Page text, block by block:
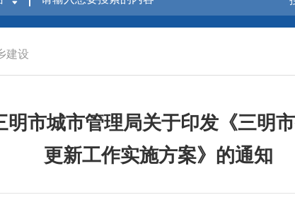
建设
市城市管理局关于印发《三明
更新工作实施方案》的通知